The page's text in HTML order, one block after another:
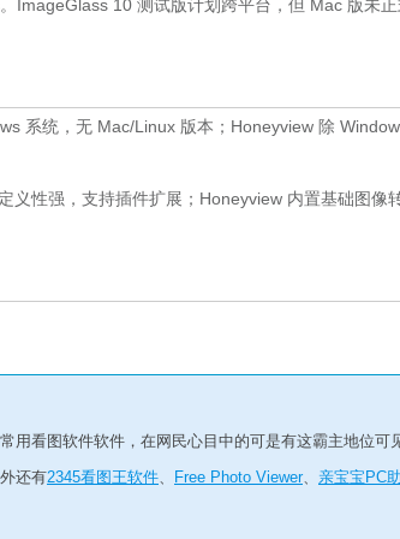
ImageGlass 10 测试版计划跨平台，但 Mac 版未正
系统，无 Mac/Linux 版本；Honeyview 除
义性强，支持插件扩展；Honeyview 内置基础图像
用看图软件软件，在网民心目中的可是有这霸主地位可
还有2345看图王软件、 Free Photo Viewer、 亲宝宝PC